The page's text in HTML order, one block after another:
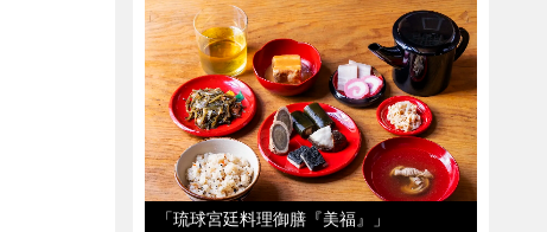
「琉球宮廷料理御膳『美福』」